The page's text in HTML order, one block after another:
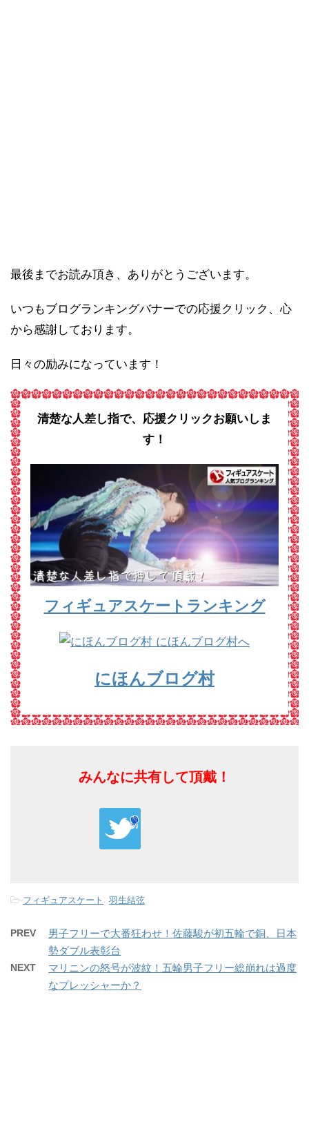
最後までお読み頂き、ありがとうございます。
いつもブログランキングバナーでの応援クリック、心
から感謝しております。
日々の励みになっています！
清楚な人差し指で、応援クリックお願いしま
す！
フィギュアスケートランキング
にほんブログ村
みんなに共有して頂戴！
-フィギュアスケート , 羽生結弦
PREV
男子フリーで大番狂わせ！佐藤駿が初五輪で銅、日本
勢ダブル表彰台
NEXT
マリニンの怒号が波紋！五輪男子フリー総崩れは過度
なプレッシャーか？